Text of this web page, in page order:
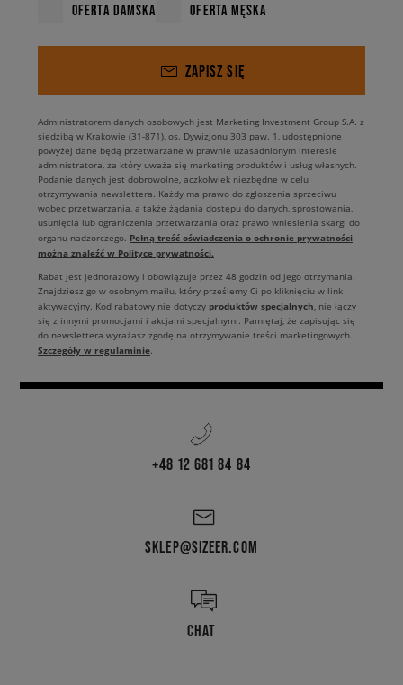
OFERTA DAMSKA OFERTA MĘSKA
ZAPISZ SIĘ
Administratorem danych osobowych jest Marketing Investment Group S.A. z
siedzibą w Krakowie (31-871), os. Dywizjonu 303 paw. 1, udostępnione
powyżej dane będą przetwarzane w prawnie uzasadnionym interesie
administratora, za który uważa się marketing produktów i usług własnych.
Podanie danych jest dobrowolne, aczkolwiek niezbędne w celu
otrzymywania newslettera. Każdy ma prawo do zgłoszenia sprzeciwu
wobec przetwarzania, a także żądania dostępu do danych, sprostowania,
usunięcia lub ograniczenia przetwarzania oraz prawo wniesienia skargi do
organu nadzorczego. Pełną treść oświadczenia o ochronie prywatności
można znaleźć w Polityce prywatności.
Rabat jest jednorazowy i obowiązuje przez 48 godzin od jego otrzymania.
Znajdziesz go w osobnym mailu, który prześlemy Ci po kliknięciu w link
aktywacyjny. Kod rabatowy nie dotyczy produktów specjalnych, nie łączy
się z innymi promocjami i akcjami specjalnymi. Pamiętaj, że zapisując się
do newslettera wyrażasz zgodę na otrzymywanie treści marketingowych.
Szczegóły w regulaminie.
+48 12 681 84 84
SKLEP@SIZEER.COM
CHAT